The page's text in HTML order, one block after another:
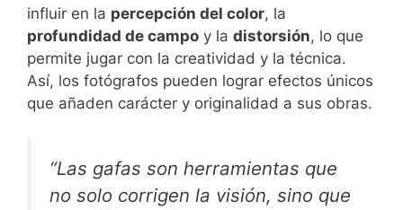
influir en la percepción del color, la
profundidad de campo y la distorsión, lo que
permite jugar con la creatividad y la técnica.
Así, los fotógrafos pueden lograr efectos únicos
que añaden carácter y originalidad a sus obras.
“Las gafas son herramientas que
no solo corrigen la visión, sino que